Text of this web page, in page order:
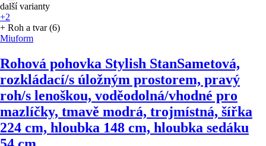
další varianty
+2
+ Roh a tvar (6)
Miuform
Rohová pohovka Stylish StanSametová,
rozkládací/s úložným prostorem, pravý
roh/s lenoškou, voděodolná/vhodné pro
mazlíčky, tmavě modrá, trojmístná, šířka
224 cm, hloubka 148 cm, hloubka sedáku